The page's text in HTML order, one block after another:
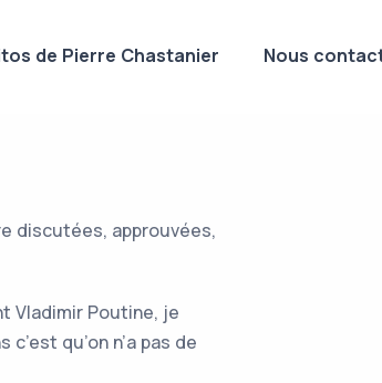
de Pierre Chastanier Nous
discutées, approuvées,
Vladimir Poutine, je
qu’on n’a pas de